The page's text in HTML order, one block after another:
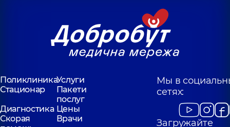
ПоликлиникаУслуги
Стационар
Пакети
послуг
Диагностика Цены
Скорая
Врачи
Мы в
сетях:
Загружайте